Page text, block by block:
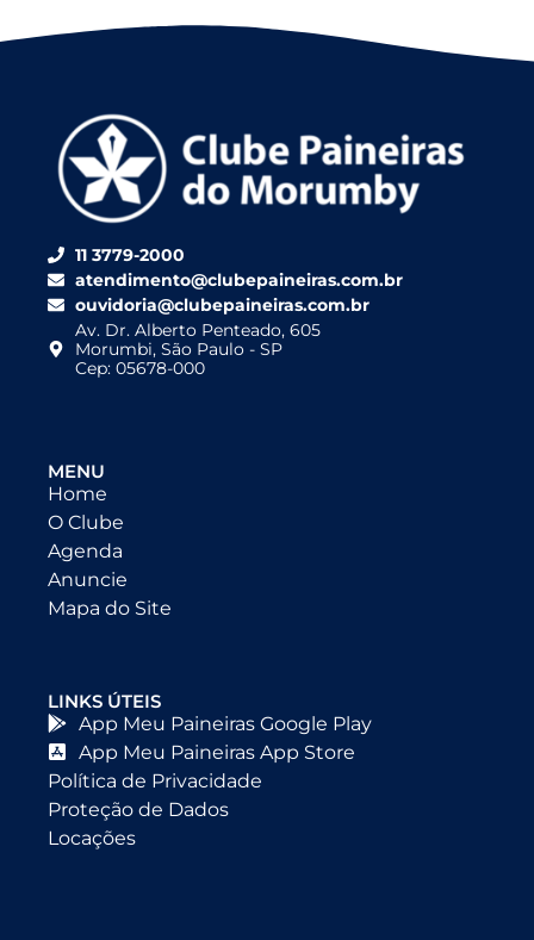
11 3779-2000
atendimento@clubepaineiras.com.br
ouvidoria@clubepaineiras.com.br
Av. Dr. Alberto Penteado, 605
Morumbi, São Paulo - SP
Cep: 05678-000
MENU
Home
O Clube
Agenda
Anuncie
Mapa do Site
LINKS ÚTEIS
App Meu Paineiras Google Play
App Meu Paineiras App Store
Política de Privacidade
Proteção de Dados
Locações